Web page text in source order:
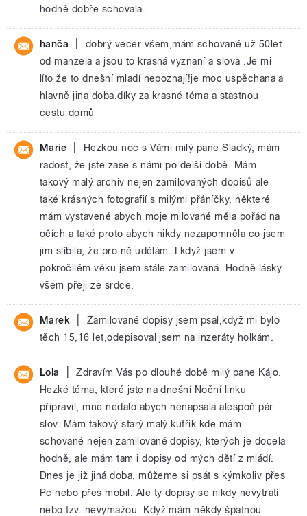
hodně dobře schovala.
hanča
dobrý vecer všem,mám schované už 50let
od manzela a jsou to krasná vyznaní a slova .Je mi
líto že to dnešní mladí nepoznají!je moc uspěchana a
hlavně jina doba.díky za krasné téma a stastnou
cestu domů
Marie
Hezkou noc s Vámi milý pane Sladký, mám
radost, že jste zase s námi po delší době. Mám
takový malý archiv nejen zamilovaných dopisů ale
také krásných fotografií s milými přáníčky, některé
mám vystavené abych moje milované měla pořád na
očích a také proto abych nikdy nezapomněla co jsem
jim slíbila, že pro ně udělám. I když jsem v
pokročilém věku jsem stále zamilovaná. Hodně lásky
všem přeji ze srdce.
Marek
Zamilované dopisy jsem psal,když mi bylo
těch 15,16 let,odepisoval jsem na inzeráty holkám.
Lola
Zdravím Vás po dlouhé době milý pane Kájo.
Hezké téma, které jste na dnešní Noční linku
připravil, mne nedalo abych nenapsala alespoň pár
slov. Mám takový starý malý kufřík kde mám
schované nejen zamilované dopisy, kterých je docela
hodně, ale mám tam i dopisy od mých dětí z mládí.
Dnes je již jiná doba, můžeme si psát s kýmkoliv přes
Pc nebo přes mobil. Ale ty dopisy se nikdy nevytratí
nebo tzv. nevymažou. Když mám někdy špatnou